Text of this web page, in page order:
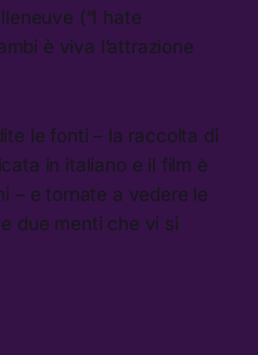
(“I hate
è viva l’attrazione
le fonti – la raccolta di
in italiano e il film è
– e tornate a vedere le
due menti che vi si